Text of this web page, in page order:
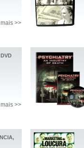
>>
>>